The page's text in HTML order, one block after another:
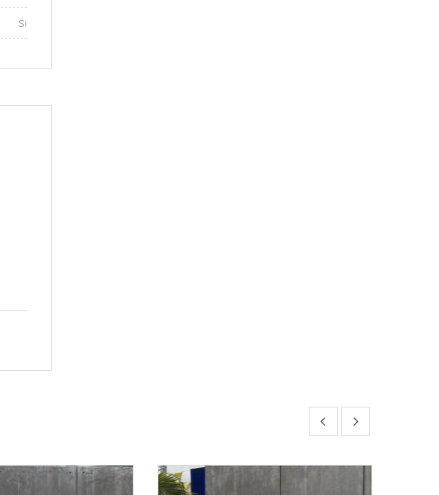
Si